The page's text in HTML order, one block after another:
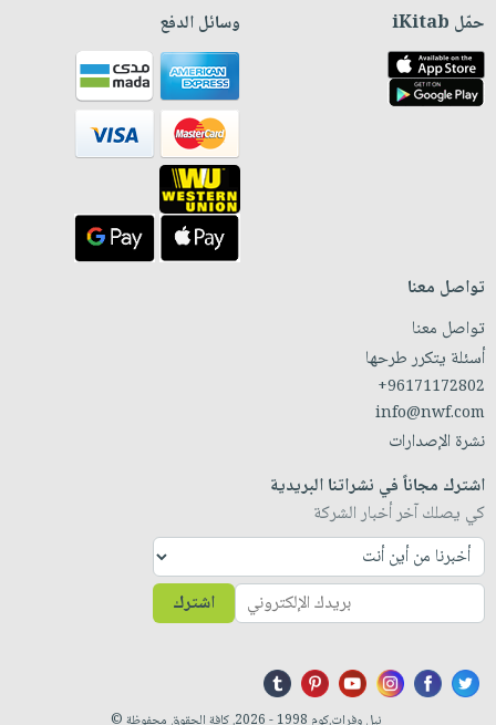
حمّل iKitab وسائل الدفع
تواصل معنا
تواصل معنا
أسئلة يتكرر طرحها
+96171172802
info@nwf.com
نشرة الإصدارات
اشترك مجاناً في نشراتنا البريدية
كي يصلك آخر أخبار الشركة
اشترك